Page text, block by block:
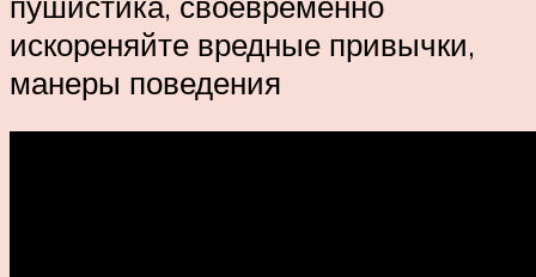
искореняйте вредные привычки,
манеры поведения